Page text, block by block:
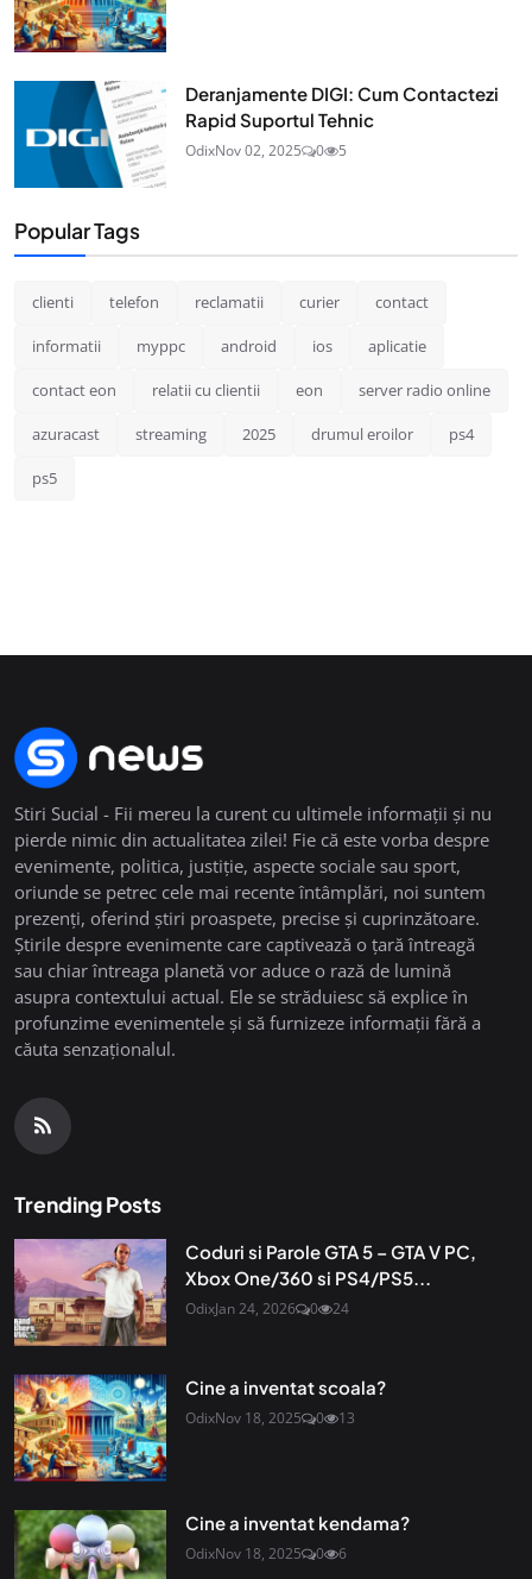
Deranjamente DIGI: Cum Contactezi
Rapid Suportul Tehnic
OdixNov 02, 2025 0 5
Popular Tags
clienti telefon reclamatii curier contact
informatii myppc android ios aplicatie
contact eon relatii cu clientii eon server radio online
azuracast streaming 2025 drumul eroilor ps4
ps5
Stiri Sucial - Fii mereu la curent cu ultimele informații și nu
pierde nimic din actualitatea zilei! Fie că este vorba despre
evenimente, politica, justiție, aspecte sociale sau sport,
oriunde se petrec cele mai recente întâmplări, noi suntem
prezenți, oferind știri proaspete, precise și cuprinzătoare.
Știrile despre evenimente care captivează o țară întreagă
sau chiar întreaga planetă vor aduce o rază de lumină
asupra contextului actual. Ele se străduiesc să explice în
profunzime evenimentele și să furnizeze informații fără a
căuta senzaționalul.
Trending Posts
Coduri si Parole GTA 5 – GTA V PC,
Xbox One/360 si PS4/PS5...
OdixJan 24, 2026 0 24
Cine a inventat scoala?
OdixNov 18, 2025 0 13
Cine a inventat kendama?
OdixNov 18, 2025 0 6